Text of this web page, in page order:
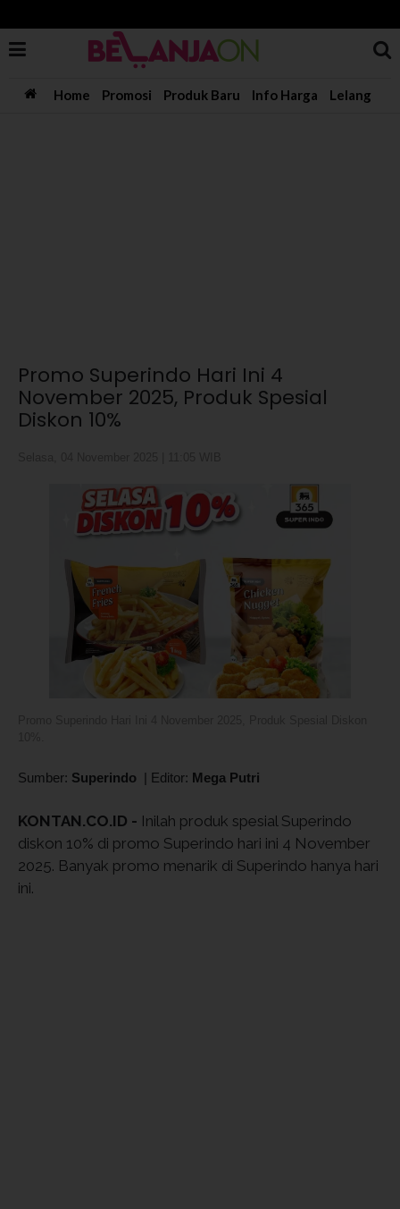
Home Promosi Produk Baru Info Harga Lelang
Promo Superindo Hari Ini 4
November 2025, Produk Spesial
Diskon 10%
Sumber: Superindo | Editor: Mega Putri
KONTAN.CO.ID - Inilah produk spesial Superindo
diskon 10% di promo Superindo hari ini 4 November
2025. Banyak promo menarik di Superindo hanya hari
ini.